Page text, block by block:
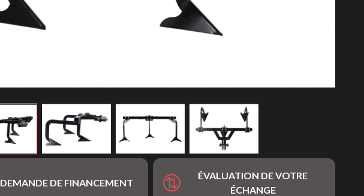
DEMANDE DE FINANCEMENT
ÉVALUATION DE VOTRE
ÉCHANGE